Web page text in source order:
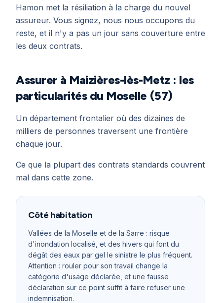
Hamon met la résiliation à la charge du nouvel
assureur. Vous signez, nous nous occupons du
reste, et il n'y a pas un jour sans couverture entre
les deux contrats.
Assurer à Maizières-lès-Metz : les
particularités du Moselle (57)
Un département frontalier où des dizaines de
milliers de personnes traversent une frontière
chaque jour.
Ce que la plupart des contrats standards couvrent
mal dans cette zone.
Côté habitation
Vallées de la Moselle et de la Sarre : risque
d'inondation localisé, et des hivers qui font du
dégât des eaux par gel le sinistre le plus fréquent.
Attention : rouler pour son travail change la
catégorie d'usage déclarée, et une fausse
déclaration sur ce point suffit à faire refuser une
indemnisation.